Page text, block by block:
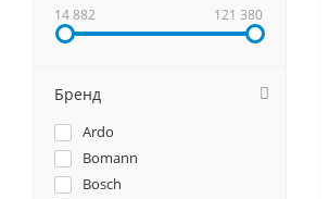
14 882 121 380
Бренд
Ardo
Bomann
Bosch